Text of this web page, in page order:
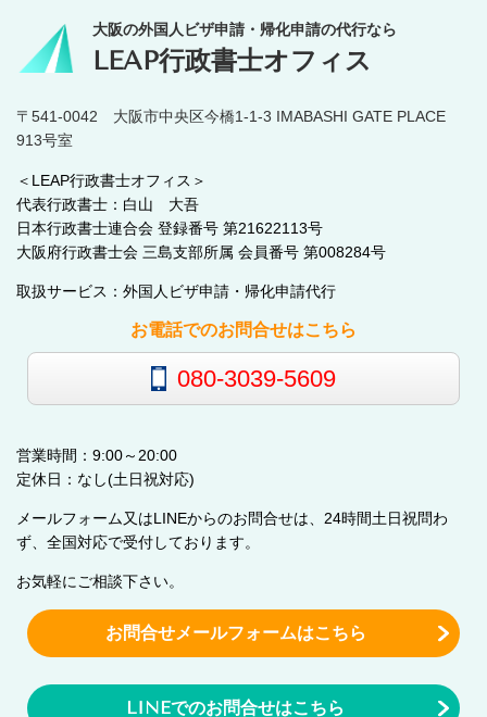
大阪の外国人ビザ申請・帰化申請の代行なら
LEAP行政書士オフィス
〒541-0042 大阪市中央区今橋1-1-3 IMABASHI GATE PLACE
913号室
＜LEAP行政書士オフィス＞
代表行政書士：白山 大吾
日本行政書士連合会 登録番号 第21622113号
大阪府行政書士会 三島支部所属 会員番号 第008284号
取扱サービス：外国人ビザ申請・帰化申請代行
お電話でのお問合せはこちら
080-3039-5609
営業時間：9:00～20:00
定休日：なし(土日祝対応)
メールフォーム又はLINEからのお問合せは、24時間土日祝問わ
ず、全国対応で受付しております。
お気軽にご相談下さい。
お問合せメールフォームはこちら
LINEでのお問合せはこちら